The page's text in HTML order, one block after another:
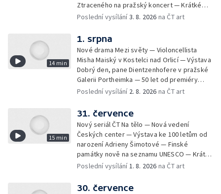
Ztraceného na pražský koncert — Krátké
zprávy z kultury — Nález historických
Poslední vysílání3. 8. 2026 na ČT art
14 min
1. srpna
Nové drama Mezi světy — Violoncellista
Misha Maiský v Kostelci nad Orlicí — Výstava
Dobrý den, pane Dientzenhofere v pražské
Galerii Portheimka — 50 let od premiéry
filmu Na samotě u lesa — Krátké zprávy z
Mercury
Poslední vysílání 2. 8. 2026 na ČT art
15 min
31. července
Nový seriál ČT Na tělo — Nová vedení
Českých center — Výstava ke 100 letům od
narození Adrieny Šimotové — Finské
památky nově na seznamu UNESCO — Krátké
zprávy z kultury — Začíná Jiráskův Hronov —
Poslední vysílání1. 8. 2026 na ČT art
30. července